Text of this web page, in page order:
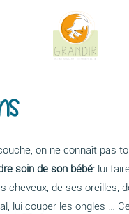
on ne connaît pas
soin de son bébé: lui
cheveux, de ses oreilles,
lui couper les ongles …